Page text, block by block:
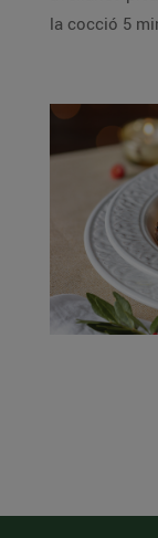
la cocció 5